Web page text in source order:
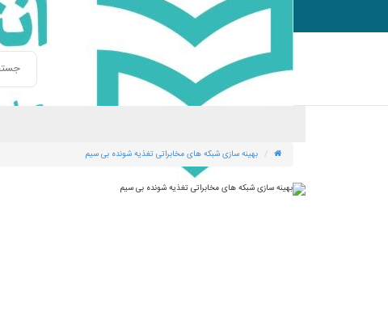
ورود ثبت نام
بهینه سازی شبکه های مخابراتی تغذیه شونده بی سیم